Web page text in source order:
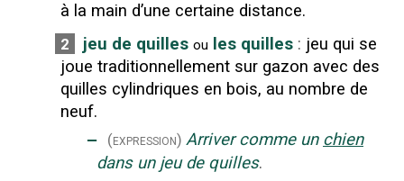
à la main d’une certaine distance.
2 jeu de quilles ou les quilles : jeu qui se
joue traditionnellement sur gazon avec des
quilles cylindriques en bois, au nombre de
neuf.
‒ (expression) Arriver comme un chien
dans un jeu de quilles.